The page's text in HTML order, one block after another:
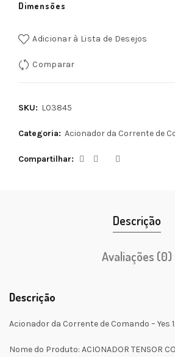
Dimensões
Adicionar à Lista de Desejos
Comparar
SKU: L03845
Categoria: Acionador da Corrente de
Compartilhar
Descrição
Avaliações (0)
Descrição
Acionador da Corrente de Comando – Yes
Nome do Produto: ACIONADOR TENSOR